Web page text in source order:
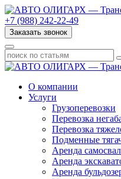
+7 (988) 242-22-49
Заказать звонок
О компании
Услуги
Грузоперевозки
Перевозка
Перевозка
Подменные
Аренда
Аренда
Аренда